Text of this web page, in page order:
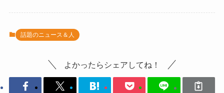
話題のニュース＆人
よかったらシェアしてね！